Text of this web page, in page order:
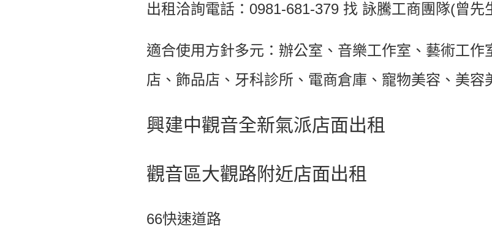
出租洽詢電話：0981-681-379 找 詠騰工商團隊(曾先
適合使用方針多元：辦公室、音樂工作室、藝術工
店、飾品店、牙科診所、電商倉庫、寵物美容、美容
興建中觀音全新氣派店面出租
觀音區大觀路附近店面出租
66快速道路